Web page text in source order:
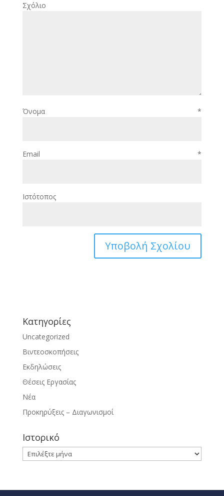
Σχόλιο
Όνομα*
Email*
Ιστότοπος
Kατηγορίες
Uncategorized
Βιντεοσκοπήσεις
Εκδηλώσεις
Θέσεις Εργασίας
Νέα
Προκηρύξεις – Διαγωνισμοί
Ιστορικό
Ιστορικό